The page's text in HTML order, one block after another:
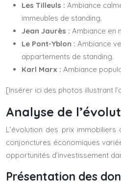
Les Tilleuls : Ambiance
immeubles de standing.
Jean Jaurès : Ambiance en
Le Pont-Yblon : Ambiance
appartements de standing.
Karl Marx : Ambiance
[Insérer ici des photos illustrant
Analyse de
L’évolution des prix
conjonctures économiques
opportunités d’investissement
Présentation des